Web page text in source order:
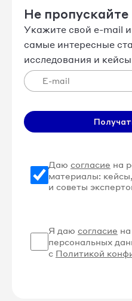
Не пропускайте
Укажите свой e-mail
самые интересные
исследования и
Даю согласие на
материалы:
и советы
Я даю согласие
персональных
с Политикой